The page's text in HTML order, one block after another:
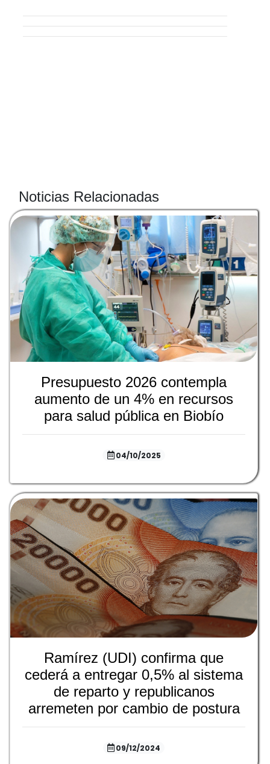
Noticias Relacionadas
Presupuesto 2026 contempla
aumento de un 4% en recursos
para salud pública en Biobío
04/10/2025
Ramírez (UDI) confirma que
cederá a entregar 0,5% al sistema
de reparto y republicanos
arremeten por cambio de postura
09/12/2024